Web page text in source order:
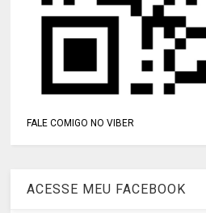
FALE COMIGO NO VIBER
ACESSE MEU FACEBOOK